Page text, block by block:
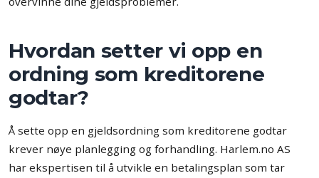
Hvordan setter vi opp en
ordning som kreditorene
godtar?
Å sette opp en gjeldsordning som kreditorene godtar
krever nøye planlegging og forhandling. Harlem.no AS
har ekspertisen til å utvikle en betalingsplan som tar